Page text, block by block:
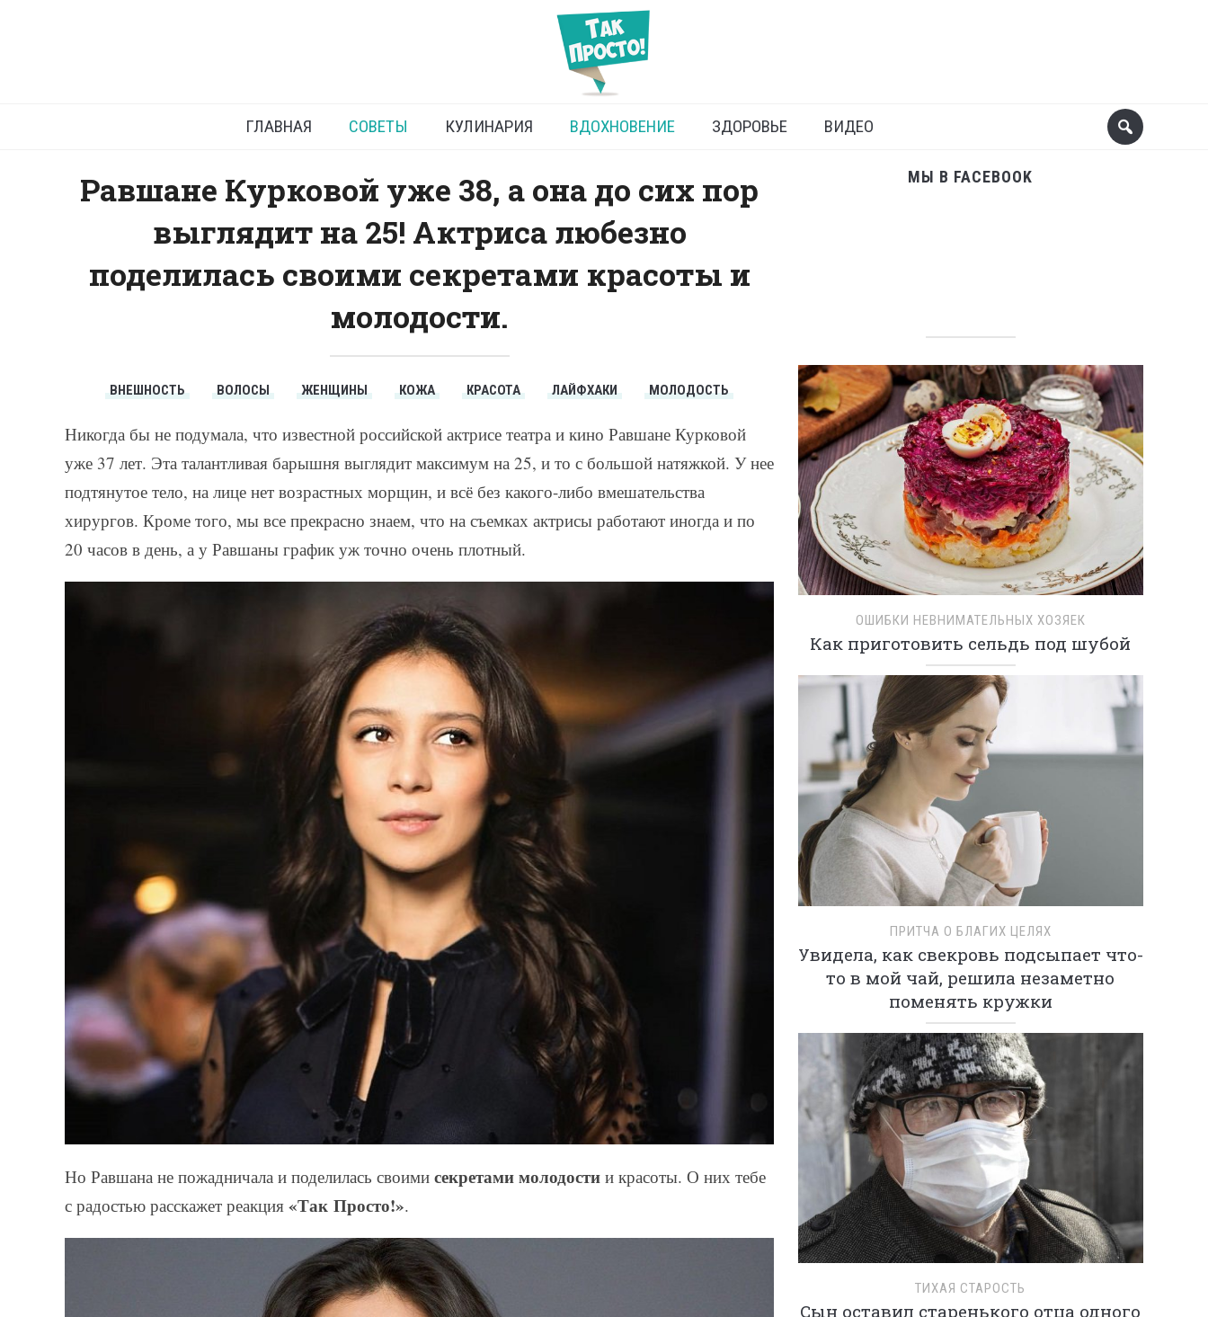
Актриса Равшана Куркова
ГЛАВНАЯ СОВЕТЫ КУЛИНАРИЯ ВДОХНОВЕНИЕ ЗДОРОВЬЕ ВИДЕО
Равшане Курковой уже 38, а она до сих пор
выглядит на 25! Актриса любезно
поделилась своими секретами красоты и
молодости.
ВНЕШНОСТЬ ВОЛОСЫ ЖЕНЩИНЫ КОЖА КРАСОТА ЛАЙФХАКИ МОЛОДОСТЬ
Никогда бы не подумала, что известной российской актрисе театра и кино Равшане Курковой
уже 37 лет. Эта талантливая барышня выглядит максимум на 25, и то с большой натяжкой. У нее
подтянутое тело, на лице нет возрастных морщин, и всё без какого-либо вмешательства
хирургов. Кроме того, мы все прекрасно знаем, что на съемках актрисы работают иногда и по
20 часов в день, а у Равшаны график уж точно очень плотный.
Но Равшана не пожадничала и поделилась своими секретами молодости и красоты. О них тебе
с радостью расскажет реакция «Так Просто!».
МЫ В FACEBOOK
ОШИБКИ НЕВНИМАТЕЛЬНЫХ ХОЗЯЕК
Как приготовить сельдь под шубой
ПРИТЧА О БЛАГИХ ЦЕЛЯХ
Увидела, как свекровь подсыпает что-
то в мой чай, решила незаметно
поменять кружки
ТИХАЯ СТАРОСТЬ
Сын оставил старенького отца одного